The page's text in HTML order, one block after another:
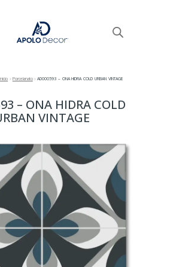
Inicio Porcelanato AD000593 – ONA HIDRA COLD URBAN VINTAGE
– ONA HIDRA COLD
VINTAGE